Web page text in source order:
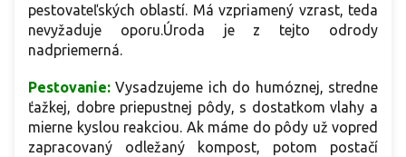
pestovateľských oblastí. Má vzpriamený vzrast, teda
nevyžaduje oporu.Úroda je z tejto odrody
nadpriemerná.
Pestovanie: Vysadzujeme ich do humóznej, stredne
ťažkej, dobre priepustnej pôdy, s dostatkom vlahy a
mierne kyslou reakciou. Ak máme do pôdy už vopred
zapracovaný odležaný kompost, potom postačí